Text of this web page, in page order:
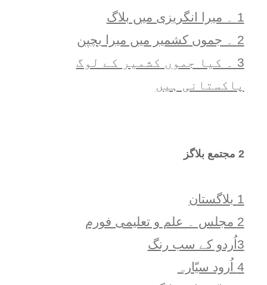
1 ۔ ميرا انگريزی ميں بلاگ
2 ۔ جموں کشمیر میں میرا بچپن
3 ۔ کیا جموں کشمیر کے لوگ
پاکستانی ہیں
2 مجتمع بلاگز
1 بلاگستان
2 مجلس ۔ علم و تعلیمی فورم
3اُردو کے سب رنگ
4 اُرود سیّارہ